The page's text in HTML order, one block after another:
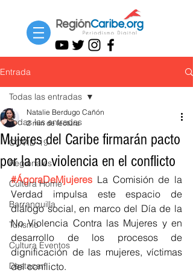
Entrada
Todas las entradas
COVID-19
Regionales
Cultura Home
Barranquilla
Turismo
Cultura Eventos
Destacar
Todas las entradas
Mujeres del Caribe firmarán pacto
por la no violencia en el conflicto
Natalie Berdugo Cañón
2 min de lectura
#ÁgoraDeMjujeres La Comisión de la
Verdad impulsa este espacio de
diálogo social, en marco del Día de la
No Violencia Contra las Mujeres y en
desarrollo de los procesos de
dignificación de las mujeres, víctimas
del conflicto.